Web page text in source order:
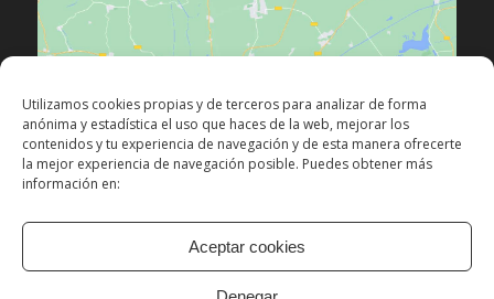
Utilizamos cookies propias y de terceros para analizar de forma
anónima y estadística el uso que haces de la web, mejorar los
contenidos y tu experiencia de navegación y de esta manera ofrecerte
la mejor experiencia de navegación posible. Puedes obtener más
información en:
Aceptar cookies
márketing y permitir este contenido